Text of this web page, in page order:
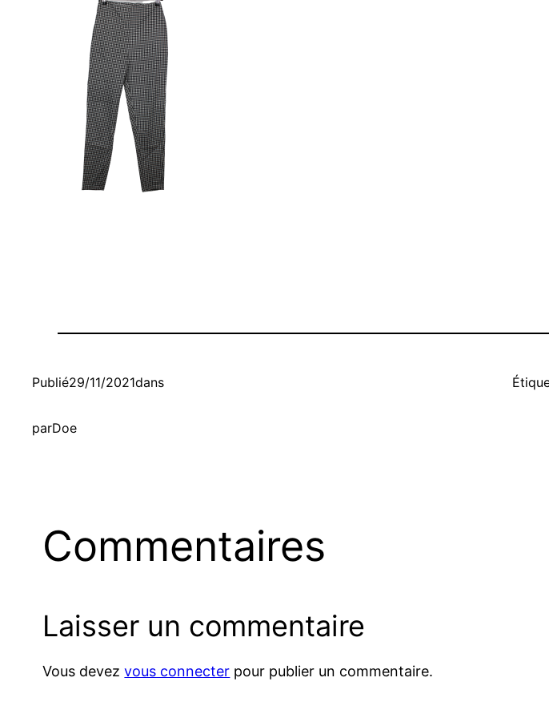
Publié29/11/2021dans
parDoe
Commentaires
Laisser un commentaire
Vous devezvous connecter pour publier un commentaire.